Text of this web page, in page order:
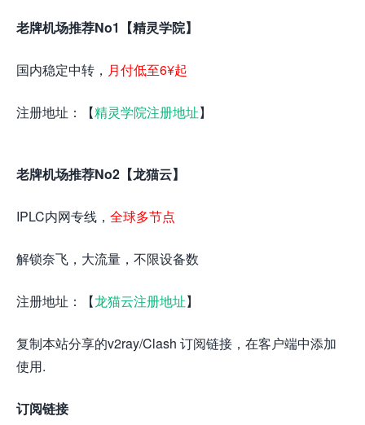
老牌机场推荐No1【精灵学院】
国内稳定中转， 月付低至6¥起
注册地址：【精灵学院注册地址】
老牌机场推荐No2【龙猫云】
IPLC内网专线， 全球多节点
解锁奈飞，大流量，不限设备数
注册地址：【龙猫云注册地址】
复制本站分享的v2ray/Clash 订阅链接，在客户端中添加
使用.
订阅链接